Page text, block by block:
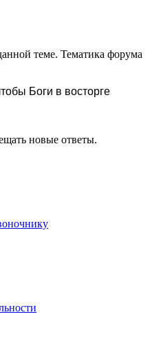
теме. Тематика форума
Боги в восторге
новые ответы.